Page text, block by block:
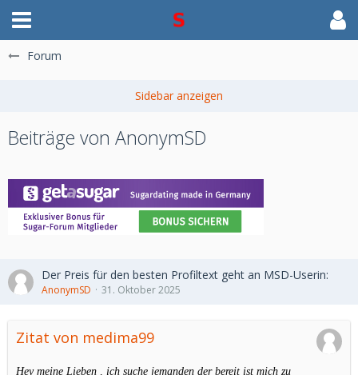
Forum
Beiträge von AnonymSD
Der Preis für den besten Profiltext geht an MSD-Userin:
AnonymSD 31. Oktober 2025
Zitat von medima99
Hey meine Lieben , ich suche jemanden der bereit ist mich zu